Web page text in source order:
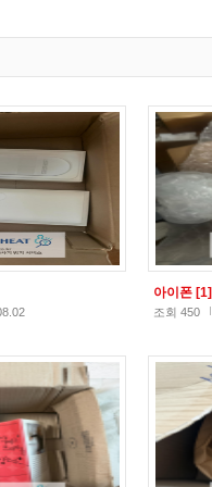
아이폰 [1]
조회 450